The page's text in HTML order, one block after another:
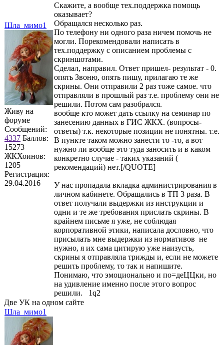
Шла_мимо1
Живу на
форуме
Сообщений:
4337 Баллов:
15273
ЖКХоинов:
1205
Регистрация:
29.04.2016
Скажите, а вообще тех.поддержка помощь
оказывает?
Обращался несколько раз.
По телефону ни одного раза ничем помочь не
могли. Порекомендовали написать в
тех.поддержку с описанием проблемы с
скриншотами.
Сделал, направил. Ответ пришел- результат - 0.
опять Звоню, опять пишу, прилагаю те же
скрины. Они отправили 2 раз тоже самое. что
отправляли в прошлый раз т.е. проблему они не
решили. Потом сам разобрался.
вообще кто может дать ссылку на семинар по
занесению данных в ГИС ЖКХ. (вопросы-
ответы) т.к. некоторые позиции не понятны. т.е.
В пункте таком можно занести то -то, а вот
нужно ли вообще это туда заносить и в каком
конкретно случае - таких указаний (
рекомендаций) нет.[/QUOTE]
У нас пропадала вкладка администрирования в
личном кабинете. Обращались в ТП 3 раза. В
ответ получали выдержки из инструкции и
одни и те же требования прислать скрины. В
крайнем письме я уже, не соблюдая
корпоративной этики, написала дословно, что
присылать мне выдержки из нормативов не
нужно, я их сама цитирую уже наизусть,
скрины я отправляла трижды и, если не можете
решить проблему, то так и напишите.
Понимаю, что эмоционально и по=деЦЦки, но
на удивление именно после этого вопрос
решили. 1q2
Две УК на одном сайте
Шла_мимо1